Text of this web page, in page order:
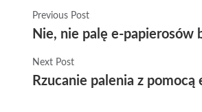
Previous Post
Nie, nie palę e-papierosów
Next Post
Rzucanie palenia z